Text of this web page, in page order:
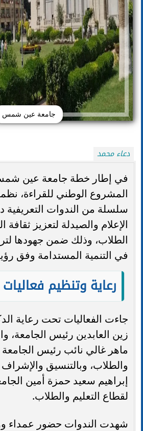
جامعة عين شمس
دعاء محمد
في إطار خطة جامعة عين
المشروع الوطني للقراءة،
سلسلة من الندوات التعريفية
الإعلام والصيدلة لتعزيز ثقافة
الطلاب، وذلك ضمن جهودها
في التنمية المستدامة وفق رؤية
رعاية وتنظيم
جاءت الفعاليات تحت رعاية
زين العابدين رئيس الجامعة،
ماهر غالي نائب رئيس الجامعة
والطلاب، وبالتنسيق
إبراهيم سعيد حمزة أمين
لقطاع التعليم والطلاب.
شهدت الندوات حضور عمداء